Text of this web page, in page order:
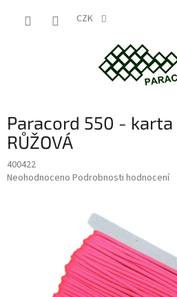
CZK
Paracord 550 - karta
RŮŽOVÁ
400422
Průměrné
Neohodnoceno Podrobnosti hodnocení